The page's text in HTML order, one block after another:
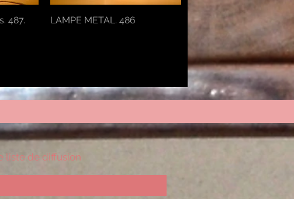
487. Aperçu rapide
LAMPE METAL. 486
liste de diffusion